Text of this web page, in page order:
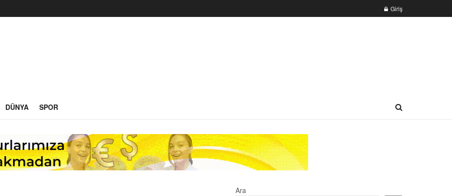
Giriş
DÜNYA SPOR
Ara